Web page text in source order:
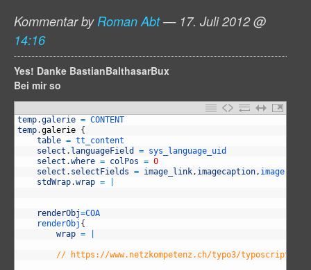
Kommentar by Roman Abt— 17. Juli 2012 @
14:16
Yes! Danke BastianBalthasarBux
Bei mir so
temp.galerie = CONTENT
temp.galerie {
table = tt_content
select . languageField = sys_language_uid
select .where = colPos = 0
select . selectFields = image_link, imagecaption, image
stdWrap.wrap =
renderObj=COA
renderObj {
wrap =
// https://www.netzkompetenz.ch/typo3/typoscript/